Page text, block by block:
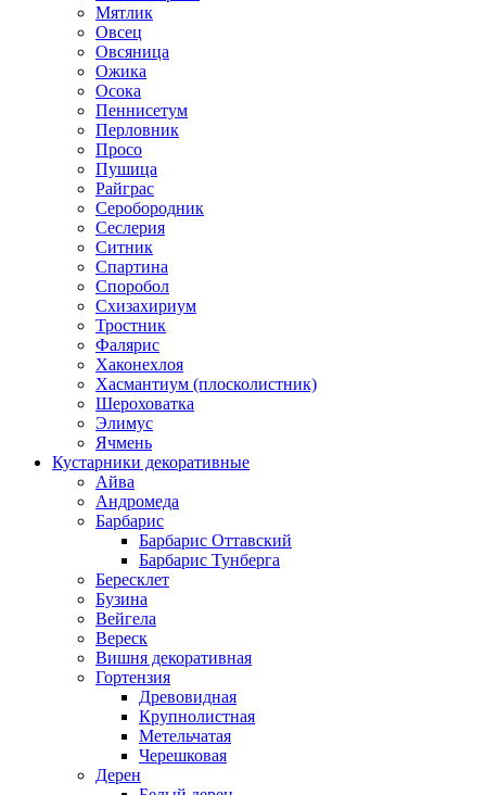
Мятлик
Овсец
Овсяница
Ожика
Осока
Пеннисетум
Перловник
Просо
Пушица
Райграс
Серобородник
Сеслерия
Ситник
Спартина
Споробол
Схизахириум
Тростник
Фалярис
Хаконехлоя
Хасмантиум (плосколистник)
Шероховатка
Элимус
Ячмень
Кустарники декоративные
Айва
Андромеда
Барбарис
Барбарис Оттавский
Барбарис Тунберга
Бересклет
Бузина
Вейгела
Вереск
Вишня декоративная
Гортензия
Древовидная
Крупнолистная
Метельчатая
Черешковая
Дерен